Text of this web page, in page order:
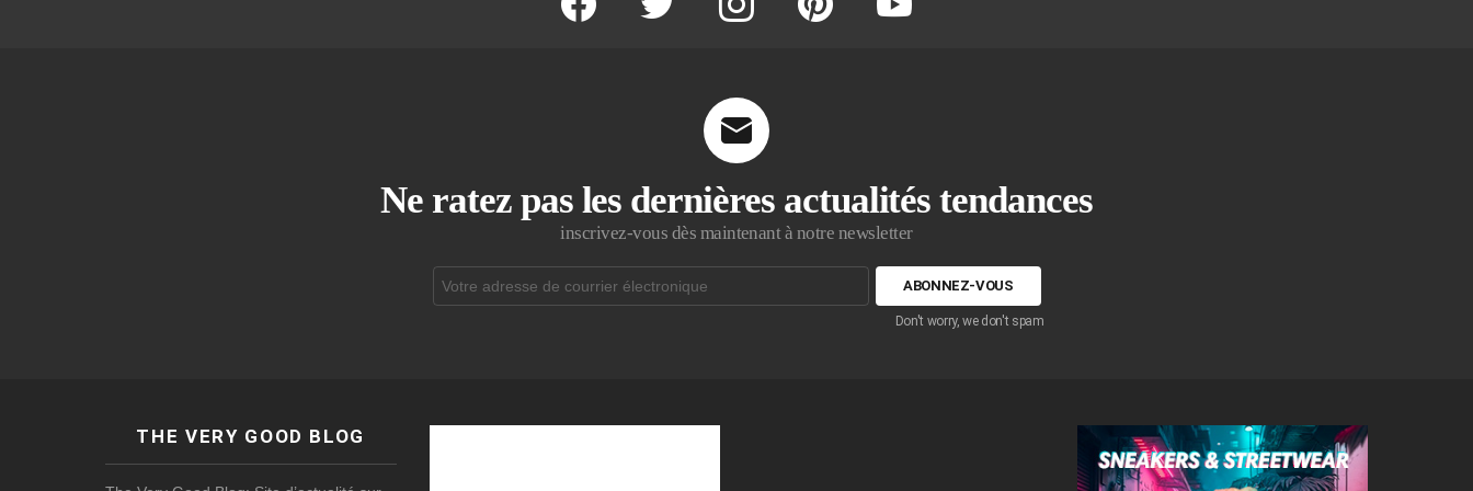
Ne ratez pas les dernières actualités tendances
inscrivez-vous dès maintenant à notre newsletter
de
courrier
Don't worry, we don't spam
THE VERY GOOD BLOG